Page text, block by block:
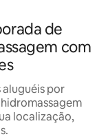
de
com
aluguéis por
localização,